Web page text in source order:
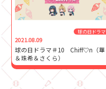
球の日ドラマ
2021.08.09
球の日ドラマ＃10 Chiff♡n（華
＆珠希＆さくら）